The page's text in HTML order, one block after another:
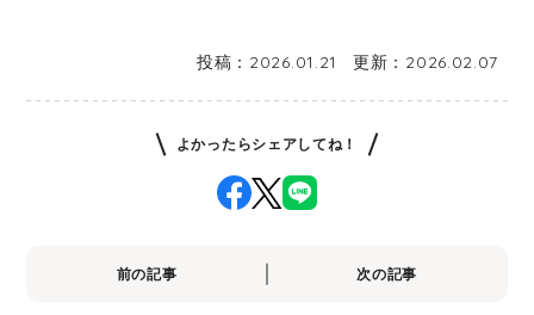
投稿： 2026.01.21 更新： 2026.02.07
よかったらシェアしてね！
前の記事 次の記事